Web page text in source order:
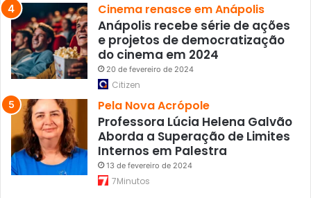
Cinema renasce em Anápolis
Anápolis recebe série de ações
e projetos de democratização
do cinema em 2024
20 de fevereiro de 2024
Citizen
Pela Nova Acrópole
Professora Lúcia Helena Galvão
Aborda a Superação de Limites
Internos em Palestra
13 de fevereiro de 2024
7Minutos